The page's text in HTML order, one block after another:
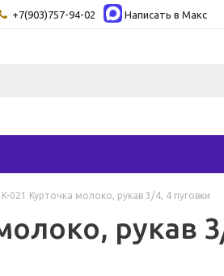
+7(903)757-94-02 Написать в Maкс
K-021 Курточка молоко, рукав 3/4, 4 пуговки
рукав